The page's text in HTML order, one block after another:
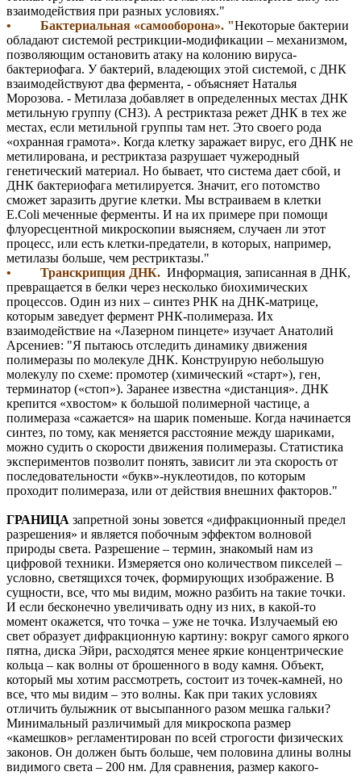
взаимодействия при разных условиях."
• Бактериальная «самооборона». "Некоторые бактерии
обладают системой рестрикции-модификации – механизмом,
позволяющим остановить атаку на колонию вируса-
бактериофага. У бактерий, владеющих этой системой, с ДНК
взаимодействуют два фермента, - объясняет Наталья
Морозова. - Метилаза добавляет в определенных местах ДНК
метильную группу (CH3). А рестриктаза режет ДНК в тех же
местах, если метильной группы там нет. Это своего рода
«охранная грамота». Когда клетку заражает вирус, его ДНК не
метилирована, и рестриктаза разрушает чужеродный
генетический материал. Но бывает, что система дает сбой, и
ДНК бактериофага метилируется. Значит, его потомство
сможет заразить другие клетки. Мы встраиваем в клетки
E.Coli меченные ферменты. И на их примере при помощи
флуоресцентной микроскопии выясняем, случаен ли этот
процесс, или есть клетки-предатели, в которых, например,
метилазы больше, чем рестриктазы."
• Транскрипция ДНК. Информация, записанная в ДНК,
превращается в белки через несколько биохимических
процессов. Один из них – синтез РНК на ДНК-матрице,
которым заведует фермент РНК-полимераза. Их
взаимодействие на «Лазерном пинцете» изучает Анатолий
Арсениев: "Я пытаюсь отследить динамику движения
полимеразы по молекуле ДНК. Конструирую небольшую
молекулу по схеме: промотер (химический «старт»), ген,
терминатор («стоп»). Заранее известна «дистанция». ДНК
крепится «хвостом» к большой полимерной частице, а
полимераза «сажается» на шарик поменьше. Когда начинается
синтез, по тому, как меняется расстояние между шариками,
можно судить о скорости движения полимеразы. Статистика
экспериментов позволит понять, зависит ли эта скорость от
последовательности «букв»-нуклеотидов, по которым
проходит полимераза, или от действия внешних факторов."
ГРАНИЦА запретной зоны зовется «дифракционный предел
разрешения» и является побочным эффектом волновой
природы света. Разрешение – термин, знакомый нам из
цифровой техники. Измеряется оно количеством пикселей –
условно, светящихся точек, формирующих изображение. В
сущности, все, что мы видим, можно разбить на такие точки.
И если бесконечно увеличивать одну из них, в какой-то
момент окажется, что точка – уже не точка. Излучаемый ею
свет образует дифракционную картину: вокруг самого яркого
пятна, диска Эйри, расходятся менее яркие концентрические
кольца – как волны от брошенного в воду камня. Объект,
который мы хотим рассмотреть, состоит из точек-камней, но
все, что мы видим – это волны. Как при таких условиях
отличить булыжник от высыпанного разом мешка гальки?
Минимальный различимый для микроскопа размер
«камешков» регламентирован по всей строгости физических
законов. Он должен быть больше, чем половина длины волны
видимого света – 200 нм. Для сравнения, размер какого-